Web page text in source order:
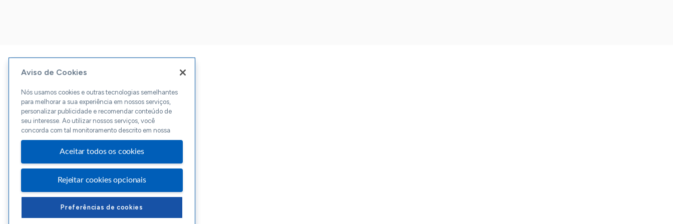
Aviso de Cookies
Nós usamos cookies e outras tecnologias semelhantes
para melhorar a sua experiência em nossos serviços,
personalizar publicidade e recomendar conteúdo de
seu interesse. Ao utilizar nossos serviços, você
concorda com tal monitoramento descrito em nossa
Aceitar todos os cookies
Rejeitar cookies opcionais
Preferências de cookies